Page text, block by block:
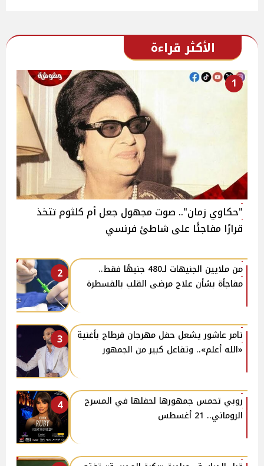
الأكثر قراءة
1
"حكاوي زمان".. صوت مجهول جعل أم كلثوم تتخذ
قرارًا مفاجئًا على شاطئ فرنسي
2
من ملايين الجنيهات لـ480 جنيهًا فقط..
مفاجأة بشأن علاج مرضى القلب بالقسطرة
3
تامر عاشور يشعل حفل مهرجان قرطاج بأغنية
«الله أعلم».. وتفاعل كبير من الجمهور
4
روبي تحمس جمهورها لحفلها في المسرح
الروماني.. 21 أغسطس